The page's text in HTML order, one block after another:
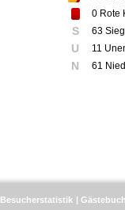
0 Rote
S 63
U 11
N 61
Besucherstatistik